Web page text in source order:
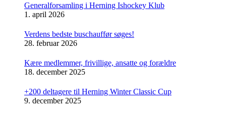
Generalforsamling i Herning Ishockey Klub
1. april 2026
Verdens bedste buschauffør søges!
28. februar 2026
Kære medlemmer, frivillige, ansatte og forældre
18. december 2025
+200 deltagere til Herning Winter Classic Cup
9. december 2025